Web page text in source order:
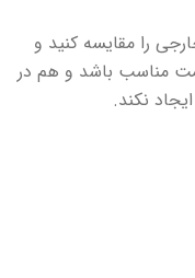
را مقایسه کنید و
مناسب باشد و هم در
نکند.